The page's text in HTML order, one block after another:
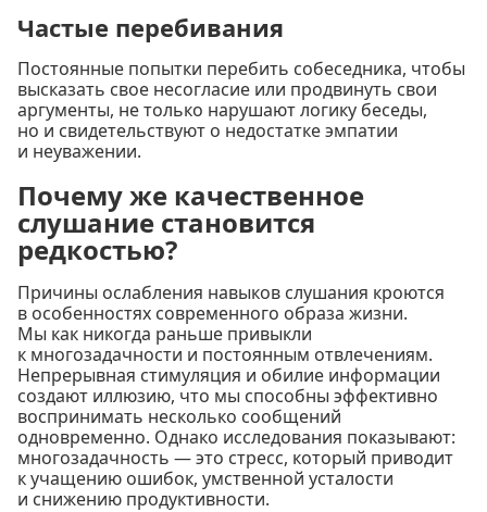
Частые перебивания
Постоянные попытки перебить собеседника, чтобы
высказать свое несогласие или продвинуть свои
аргументы, не только нарушают логику беседы,
но и свидетельствуют о недостатке эмпатии
и неуважении.
Почему же качественное
слушание становится
редкостью?
Причины ослабления навыков слушания кроются
в особенностях современного образа жизни.
Мы как никогда раньше привыкли
к многозадачности и постоянным отвлечениям.
Непрерывная стимуляция и обилие информации
создают иллюзию, что мы способны эффективно
воспринимать несколько сообщений
одновременно. Однако исследования показывают:
многозадачность — это стресс, который приводит
к учащению ошибок, умственной усталости
и снижению продуктивности.